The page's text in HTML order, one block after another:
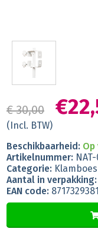
€ 30,00
(Incl. BTW)
Beschikbaarheid:
Artikelnummer:
Categorie:
Aantal in verpakking:
EAN code: